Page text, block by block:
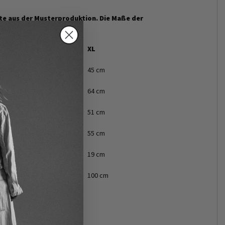
aus der Musterproduktion. Die Maße der
XL
45 cm
64 cm
51 cm 51 cm
55 cm 55 cm
18 cm 19 cm
100 cm 100 cm